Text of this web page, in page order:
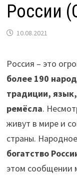
России
10.08.2021
Россия – это
более 190
традиции,
ремёсла.
живут в мире и
страны.
богатство
этом сообщении